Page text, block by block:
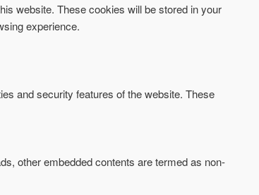
website. These cookies will be stored in your
experience.
and security features of the website. These
other embedded contents are termed as non-